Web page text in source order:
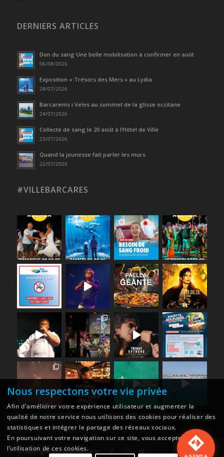
DERNIERS ARTICLES
Don du sang Une belle mobilisation à confirmer en août
06/08/2026
Exposition « Trésors des Mers » au Lydia
28/07/2026
Barcarems i Veles au sommet de la glisse occitane
24/07/2026
Collecte de sang le 20 août à l’Hôtel de Ville
23/07/2026
Quand la jeunesse fait parler les murs
22/07/2026
#VILLEBARCARES
© Copyright Mairie du Barcarès
Nous respectons votre vie privée
Afin d'améliorer votre expérience utilisateur et augmenter la
qualité de notre service nous utilisons des cookies pour réaliser des
statistiques et intégrer le partage des réseaux sociaux.
En poursuivant votre navigation sur ce site, vous acceptez
l’utilisation de ces cookies.